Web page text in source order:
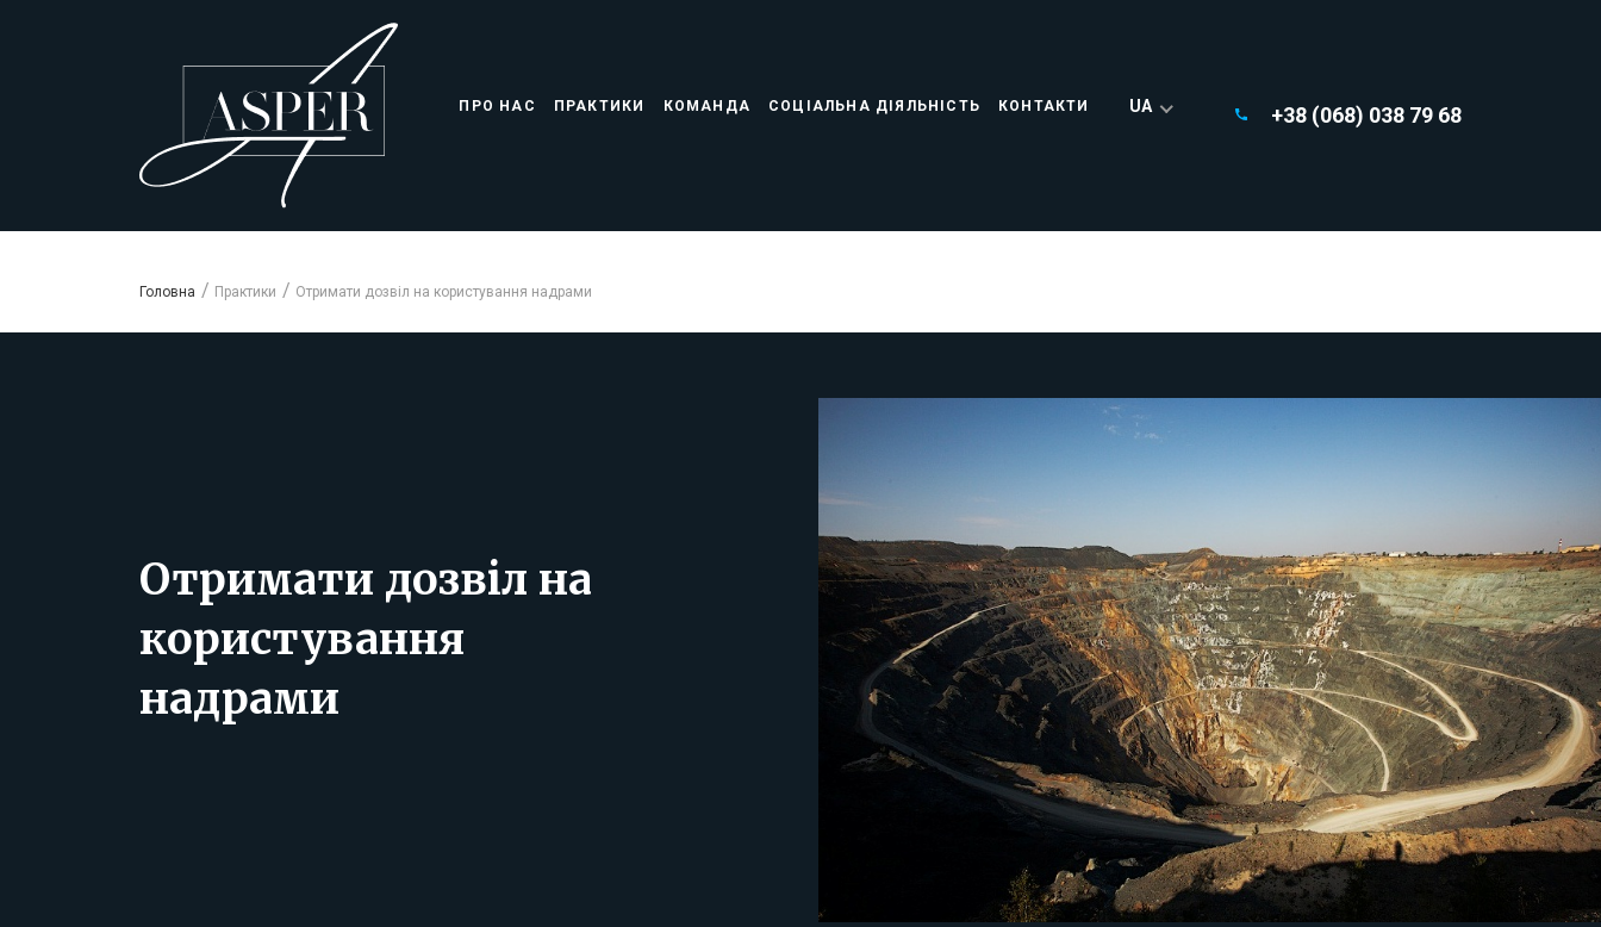
ПРО НАС ПРАКТИКИ КОМАНДА СОЦІАЛЬНА ДІЯЛЬНІСТЬ КОНТАКТИ UA +38 (068) 038 79 68
Головна Практики Отримати дозвіл на користування надрами
Отримати дозвіл на
користування
надрами